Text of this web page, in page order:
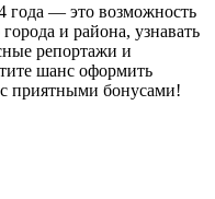
года — это возможность
и района, узнавать
репортажи и
шанс оформить
приятными бонусами!